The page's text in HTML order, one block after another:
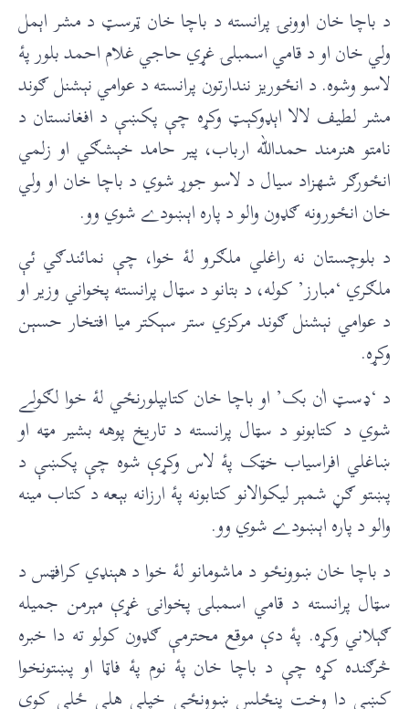
د باچا خان اوونۍ پرانسته د باچا خان ټرسټ د مشر اېمل
ولي خان او د قامي اسمبلۍ غړي حاجي غلام احمد بلور پۀ
لاسو وشوه. د انځوريز نندارتون پرانسته د عوامي نېشنل ګوند
مشر لطيف لالا اېډوکېټ وکړه چې پکښې د افغانستان د
نامتو هنرمند حمدالله ارباب، پير حامد خېشګي او زلمي
انځورګر شهزاد سيال د لاسو جوړ شوي د باچا خان او ولي
خان انځورونه ګډون والو د پاره اېښودے شوي وو.
د بلوچستان نه راغلي ملګرو لۀ خوا، چې نمائندګي ئې
ملګري ‘مبارز’ کوله، د بتانو د سټال پرانسته پخواني وزير او
د عوامي نېشنل ګوند مرکزي ستر سېکتر ميا افتخار حسېن
وکړه.
د ‘ډسټ اٰن بک’ او باچا خان کتابپلورنځي لۀ خوا لګولے
شوي د کتابونو د سټال پرانسته د تاريخ پوهه بشير مټه او
ښاغلي افراسياب خټک پۀ لاس وکړې شوه چې پکښې د
پښتو ګڼ شمېر ليکوالانو کتابونه پۀ ارزانه بېعه د کتاب مينه
والو د پاره اېښودے شوي وو.
د باچا خان ښوونځو د ماشومانو لۀ خوا د هېنډي کرافټس د
سټال پرانسته د قامي اسمبلۍ پخوانۍ غړې مېرمن جميله
ګېلاني وکړه. پۀ دې موقع محترمې ګډون کولو ته دا خبره
څرګنده کړه چې د باچا خان پۀ نوم پۀ فاټا او پښتونخوا
کښې دا وخت پنځلس ښوونځي خپلې هلې ځلې کوي